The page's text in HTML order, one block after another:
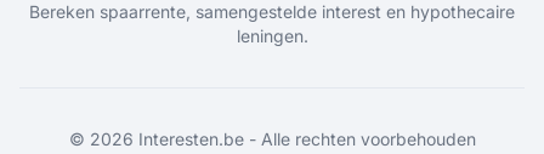
Bereken spaarrente, samengestelde interest en hypothecaire
leningen.
© 2026 Interesten.be - Alle rechten voorbehouden